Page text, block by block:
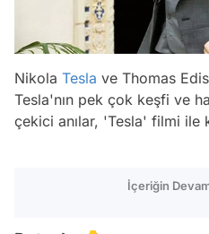
Nikola Tesla ve Thomas
Tesla'nın pek çok keşfi ve
çekici anılar, 'Tesla' filmi ile
İçeriğin